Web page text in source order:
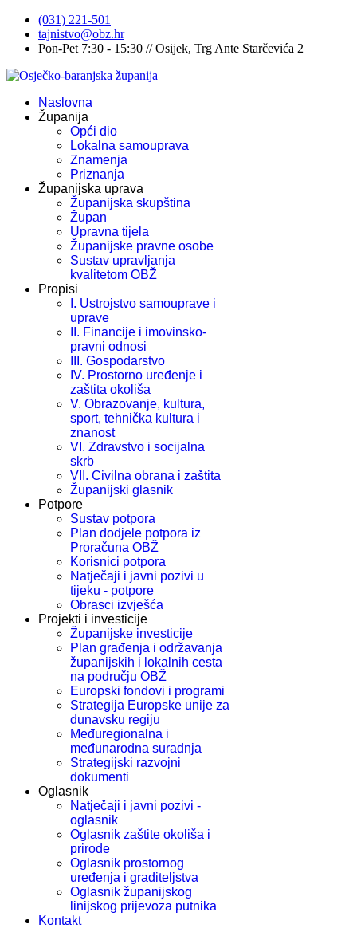
(031) 221-501
tajnistvo@obz.hr
Pon-Pet 7:30 - 15:30 // Osijek, Trg Ante Starčevića 2
Naslovna
Županija
Opći dio
Lokalna samouprava
Znamenja
Priznanja
Županijska uprava
Županijska skupština
Župan
Upravna tijela
Županijske pravne osobe
Sustav upravljanja
kvalitetom OBŽ
Propisi
I. Ustrojstvo samouprave i
uprave
II. Financije i imovinsko-
pravni odnosi
III. Gospodarstvo
IV. Prostorno uređenje i
zaštita okoliša
V. Obrazovanje, kultura,
sport, tehnička kultura i
znanost
VI. Zdravstvo i socijalna
skrb
VII. Civilna obrana i zaštita
Županijski glasnik
Potpore
Sustav potpora
Plan dodjele potpora iz
Proračuna OBŽ
Korisnici potpora
Natječaji i javni pozivi u
tijeku - potpore
Obrasci izvješća
Projekti i investicije
Županijske investicije
Plan građenja i održavanja
županijskih i lokalnih cesta
na području OBŽ
Europski fondovi i programi
Strategija Europske unije za
dunavsku regiju
Međuregionalna i
međunarodna suradnja
Strategijski razvojni
dokumenti
Oglasnik
Natječaji i javni pozivi -
oglasnik
Oglasnik zaštite okoliša i
prirode
Oglasnik prostornog
uređenja i graditeljstva
Oglasnik županijskog
linijskog prijevoza putnika
Kontakt